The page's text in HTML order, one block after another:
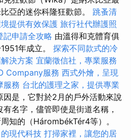
亞的迷你科隆狂歡節。 跳蚤清
提供有效保護 旅行社代辦護照
記申請全攻略 由溫得和克體育俱
年成立。 探索不同款式的冷
決方案 宜蘭徵信社，專業服務
Company服務 西式外燴，呈現
服務 台北的護理之家，提供專業
因是，它對於2月的戶外活動來說
名字，儘管即使是街道名稱，
知的（HárombékTér4等）。
現代科技 打掃家裡，讓您的居